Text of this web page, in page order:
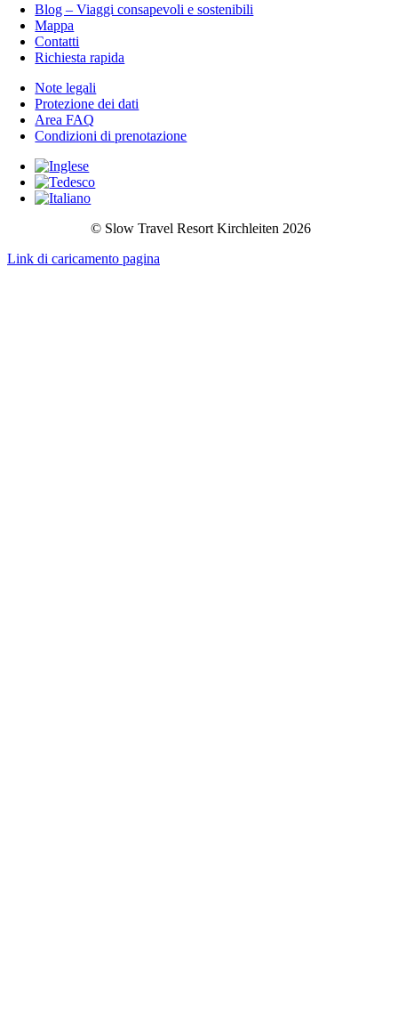
Blog – Viaggi consapevoli e sostenibili
Mappa
Contatti
Richiesta rapida
Note legali
Protezione dei dati
Area FAQ
Condizioni di prenotazione
© Slow Travel Resort Kirchleiten 2026
Link di caricamento pagina